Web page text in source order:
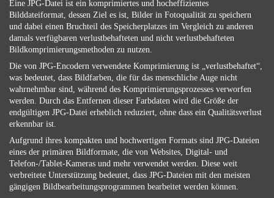
Eine JPG-Datei ist ein komprimiertes und hocheffizientes
Bilddateiformat, dessen Ziel es ist, Bilder in Fotoqualität zu speichern
und dabei einen Bruchteil des Speicherplatzes im Vergleich zu anderen
damals verfügbaren verlustbehafteten und nicht verlustbehafteten
Bildkomprimierungsmethoden zu nutzen.
Die von JPG-Encodern verwendete Komprimierung ist „verlustbehaftet“,
was bedeutet, dass Bildfarben, die für das menschliche Auge nicht
wahrnehmbar sind, während des Komprimierungsprozesses verworfen
werden. Durch das Entfernen dieser Farbdaten wird die Größe der
endgültigen JPG-Datei erheblich reduziert, ohne dass ein Qualitätsverlust
erkennbar ist.
Aufgrund ihres kompakten und hochwertigen Formats sind JPG-Dateien
eines der primären Bildformate, die von Websites, Digital- und
Telefon-/Tablet-Kameras und mehr verwendet werden. Diese weit
verbreitete Unterstützung bedeutet, dass JPG-Dateien mit den meisten
gängigen Bildbearbeitungsprogrammen bearbeitet werden können.